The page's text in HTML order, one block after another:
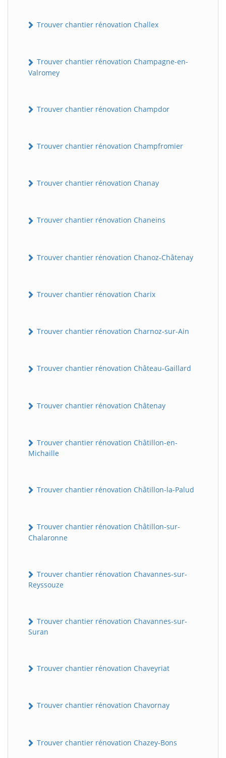
Trouver chantier rénovation Challex
Trouver chantier rénovation Champagne-en-
Valromey
Trouver chantier rénovation Champdor
Trouver chantier rénovation Champfromier
Trouver chantier rénovation Chanay
Trouver chantier rénovation Chaneins
Trouver chantier rénovation Chanoz-Châtenay
Trouver chantier rénovation Charix
Trouver chantier rénovation Charnoz-sur-Ain
Trouver chantier rénovation Château-Gaillard
Trouver chantier rénovation Châtenay
Trouver chantier rénovation Châtillon-en-
Michaille
Trouver chantier rénovation Châtillon-la-Palud
Trouver chantier rénovation Châtillon-sur-
Chalaronne
Trouver chantier rénovation Chavannes-sur-
Reyssouze
Trouver chantier rénovation Chavannes-sur-
Suran
Trouver chantier rénovation Chaveyriat
Trouver chantier rénovation Chavornay
Trouver chantier rénovation Chazey-Bons